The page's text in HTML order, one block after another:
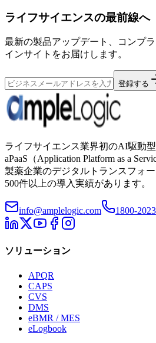
ライフサイエンスの最前線へ
最新の製品アップデート、コンプ
インサイトをお届けします。
登録する
ライフサイエンス業界初のAI駆動
aPaaS（Application Platform as a
製薬企業のデジタルトランスフォ
500件以上の導入実績があります。
info@amplelogic.com 1800-
ソリューション
APQR
CAPS
CVS
DMS
eBMR / MES
eLogbook